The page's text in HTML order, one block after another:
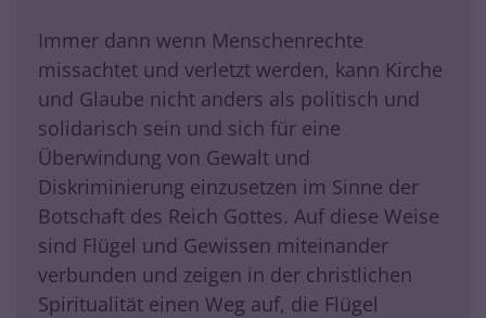
Immer dann wenn Menschenrechte
missachtet und verletzt werden, kann Kirche
und Glaube nicht anders als politisch und
solidarisch sein und sich für eine
Überwindung von Gewalt und
Diskriminierung einzusetzen im Sinne der
Botschaft des Reich Gottes. Auf diese Weise
sind Flügel und Gewissen miteinander
verbunden und zeigen in der christlichen
Spiritualität einen Weg auf, die Flügel